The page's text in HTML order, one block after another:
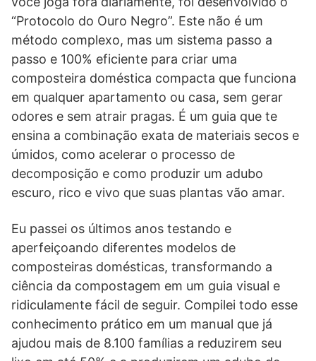
“Protocolo do Ouro Negro”. Este não é um
método complexo, mas um sistema passo a
passo e 100% eficiente para criar uma
composteira doméstica compacta que funciona
em qualquer apartamento ou casa, sem gerar
odores e sem atrair pragas. É um guia que te
ensina a combinação exata de materiais secos e
úmidos, como acelerar o processo de
decomposição e como produzir um adubo
escuro, rico e vivo que suas plantas vão amar.
Eu passei os últimos anos testando e
aperfeiçoando diferentes modelos de
composteiras domésticas, transformando a
ciência da compostagem em um guia visual e
ridiculamente fácil de seguir. Compilei todo esse
conhecimento prático em um manual que já
ajudou mais de 8.100 famílias a reduzirem seu